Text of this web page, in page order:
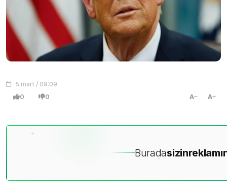
5 mart / 09:09
0 0 A A
Buradasizin